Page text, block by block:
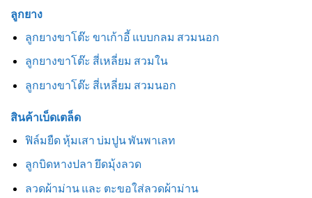
ลูกยาง
ลูกยางขาโต๊ะ ขาเก้าอี้ แบบกลม สวมนอก
ลูกยางขาโต๊ะ สี่เหลี่ยม สวมใน
ลูกยางขาโต๊ะ สี่เหลี่ยม สวมนอก
สินค้าเบ็ดเตล็ด
ฟิล์มยืด หุ้มเสา บ่มปูน พันพาเลท
ลูกบิดหางปลา ยึดมุ้งลวด
ลวดผ้าม่าน และ ตะขอใส่ลวดผ้าม่าน